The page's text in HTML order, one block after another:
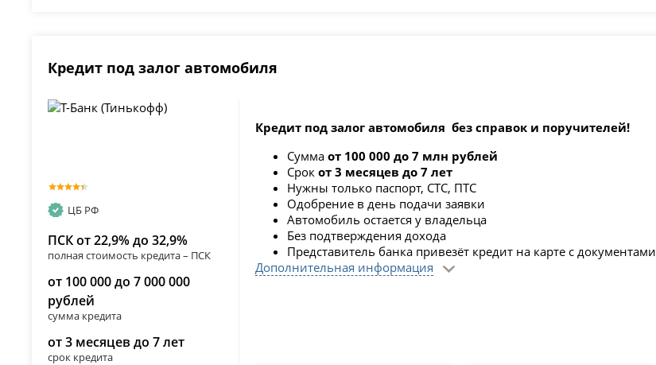
Кредит под залог автомобиля
ЦБ РФ
ПСК от 22,9% до 32,9%
полная стоимость кредита – ПСК
от 100 000 до 7 000 000
рублей
сумма кредита
от 3 месяцев до 7 лет
срок кредита
Кредит под залог автомобиля без справок и поручителей!
Сумма от 100 000 до 7 млн рублей
Срок от 3 месяцев до 7 лет
Нужны только паспорт, СТС, ПТС
Одобрение в день подачи заявки
Автомобиль остается у владельца
Без подтверждения дохода
Представитель банка привезёт кредит на карте с документами
Дополнительная информация